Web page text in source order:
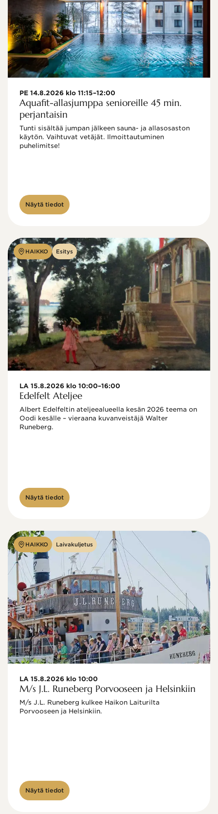
PE 14.8.2026 klo 11:15–12:00
Aquafit-allasjumppa senioreille 45 min.
perjantaisin
Tunti sisältää jumpan jälkeen sauna- ja allasosaston
käytön. Vaihtuvat vetäjät. Ilmoittautuminen
puhelimitse!
Näytä tiedot
HAIKKO Esitys
LA 15.8.2026 klo 10:00–16:00
Edelfelt Ateljee
Albert Edelfeltin ateljeealueella kesän 2026 teema on
Oodi kesälle – vieraana kuvanveistäjä Walter
Näytä tiedot
HAIKKO Laivakuljetus
LA 15.8.2026 klo 10:00
M/s J.L. Runeberg Porvooseen ja Helsinkiin
M/s J.L. Runeberg kulkee Haikon Laiturilta
Porvooseen ja Helsinkiin.
Näytä tiedot